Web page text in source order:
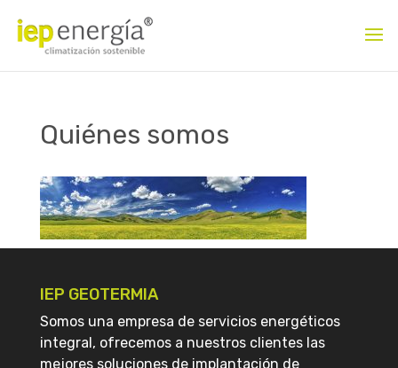
Quiénes somos
IEP GEOTERMIA
Somos una empresa de servicios energéticos
integral, ofrecemos a nuestros clientes las
mejores soluciones de implantación de